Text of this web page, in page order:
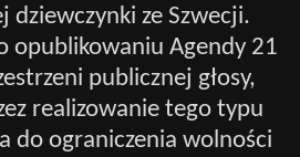
dziewczynki ze Szwecji.
opublikowaniu Agendy 21
publicznej głosy,
realizowanie tego typu
do ograniczenia wolności